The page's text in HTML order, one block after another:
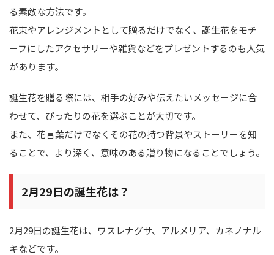
る素敵な方法です。
花束やアレンジメントとして贈るだけでなく、誕生花をモチ
ーフにしたアクセサリーや雑貨などをプレゼントするのも人気
があります。
誕生花を贈る際には、相手の好みや伝えたいメッセージに合
わせて、ぴったりの花を選ぶことが大切です。
また、花言葉だけでなくその花の持つ背景やストーリーを知
ることで、より深く、意味のある贈り物になることでしょう。
2月29日の誕生花は？
2月29日の誕生花は、ワスレナグサ、アルメリア、カネノナル
キなどです。